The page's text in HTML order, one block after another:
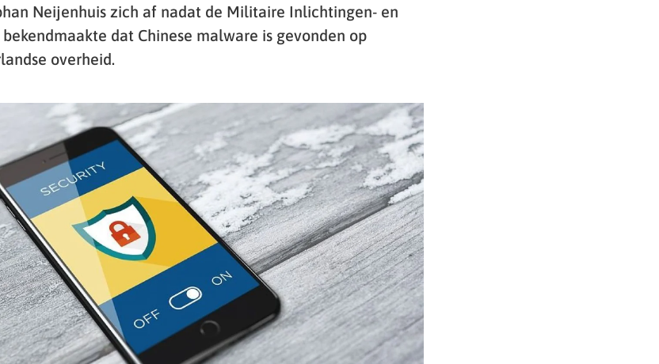
Neijenhuis zich af nadat de Militaire Inlichtingen- en
dat Chinese malware is gevonden op
overheid.